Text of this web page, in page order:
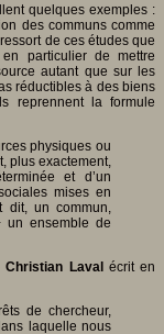
quelques exemples :
des communs comme
de ces études que
particulier de mettre
autant que sur les
réductibles à des biens
reprennent la formule
physiques ou
plus exactement,
et d’un
mises en
dit, un commun,
un ensemble de
Christian Laval écrit en
de chercheur,
laquelle nous